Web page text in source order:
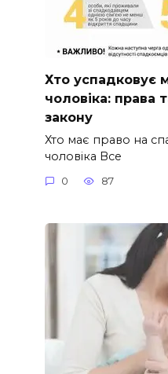
Хто успадковує
чоловіка: права
закону
Хто має право на
чоловіка Все
0 87